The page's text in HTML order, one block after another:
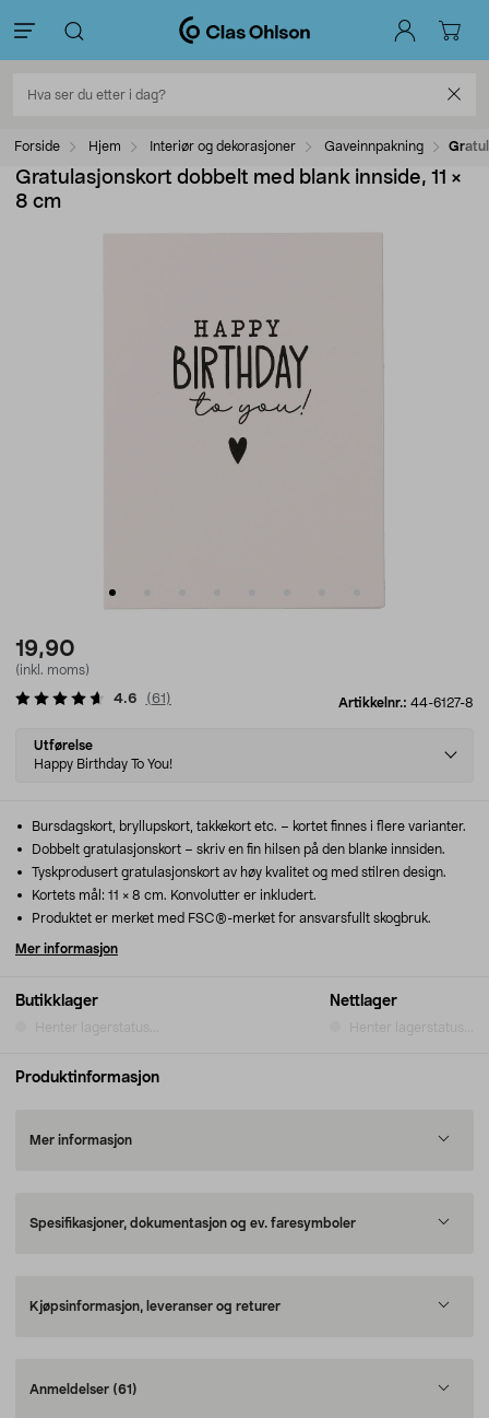
Forside Hjem Interiør og dekorasjoner Gaveinnpakning
Gratulasjonskort dobbelt med blank innside, 11 ×
8 cm
19,90
(inkl. moms)
Artikkelnr.: 44-6127-8
4.6 (61 )
Select
variant
Utførelse
Happy Birthday To You!
Butikklager
Henter lagerstatus...
Nettlager
Henter lagerstatus...
Bursdagskort, bryllupskort, takkekort etc. – kortet finnes i flere varianter.
Dobbelt gratulasjonskort – skriv en fin hilsen på den blanke innsiden.
Tyskprodusert gratulasjonskort av høy kvalitet og med stilren design.
Kortets mål: 11 × 8 cm. Konvolutter er inkludert.
Produktet er merket med FSC®-merket for ansvarsfullt skogbruk.
Mer informasjon
Produktinformasjon
Mer informasjon
Spesifikasjoner, dokumentasjon og ev. faresymboler
Kjøpsinformasjon, leveranser og returer
Anmeldelser (61)